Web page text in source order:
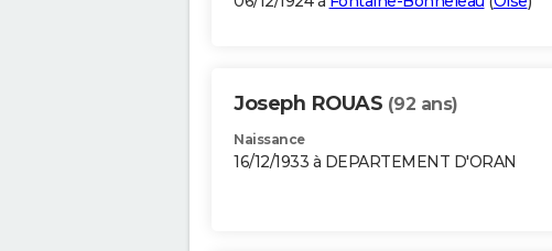
Joseph ROUAS (92 ans)
Naissance
16/12/1933 à DEPARTEMENT D'ORAN